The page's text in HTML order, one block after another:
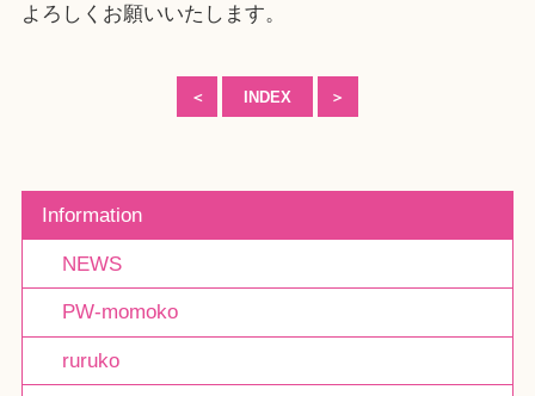
よろしくお願いいたします。
＜ INDEX ＞
Information
NEWS
PW-momoko
ruruko